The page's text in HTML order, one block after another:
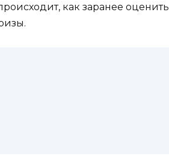
как заранее оценить